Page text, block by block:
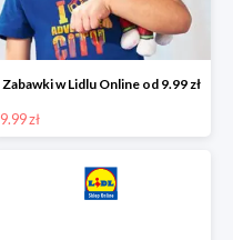
Zabawki w Lidlu Online od 9.99 zł
9.99 zł